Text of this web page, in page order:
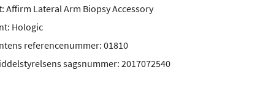
Affirm Lateral Arm Biopsy Accessory
Hologic
referencenummer: 01810
sagsnummer: 2017072540